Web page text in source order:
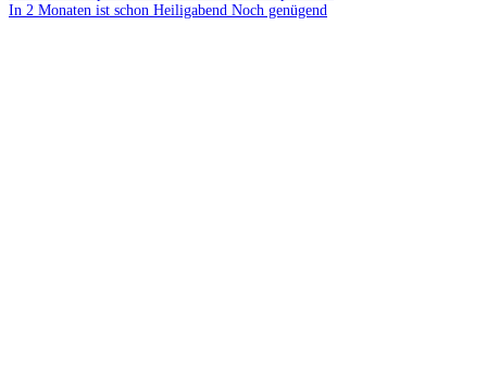
In 2 Monaten ist schon Heiligabend Noch genügend